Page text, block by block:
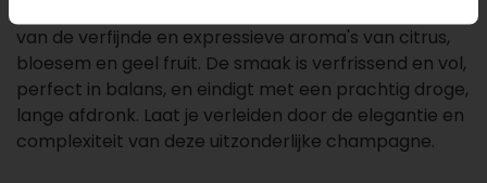
van de verfijnde en expressieve aroma's van citrus,
bloesem en geel fruit. De smaak is verfrissend en vol,
perfect in balans, en eindigt met een prachtig droge,
lange afdronk. Laat je verleiden door de elegantie en
complexiteit van deze uitzonderlijke champagne.